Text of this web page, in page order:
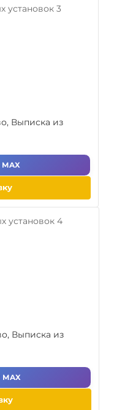
установок 3
Выписка из
установок 4
Выписка из